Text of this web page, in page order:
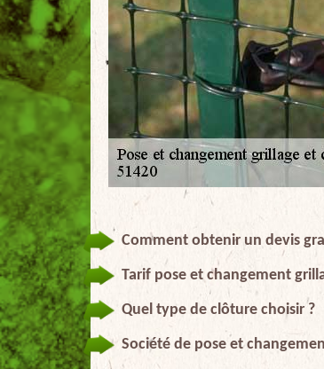
Comment obtenir un devis
Tarif pose et changement
Quel type de clôture choisir ?
Société de pose et